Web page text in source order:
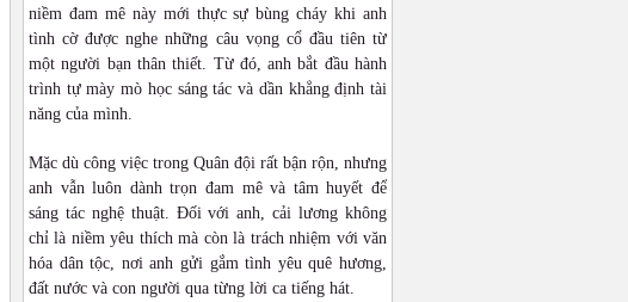
niềm đam mê này mới thực sự bùng cháy khi anh
tình cờ được nghe những câu vọng cổ đầu tiên từ
một người bạn thân thiết. Từ đó, anh bắt đầu hành
trình tự mày mò học sáng tác và dần khẳng định tài
năng của mình.
Mặc dù công việc trong Quân đội rất bận rộn, nhưng
anh vẫn luôn dành trọn đam mê và tâm huyết để
sáng tác nghệ thuật. Đối với anh, cải lương không
chỉ là niềm yêu thích mà còn là trách nhiệm với văn
hóa dân tộc, nơi anh gửi gắm tình yêu quê hương,
đất nước và con người qua từng lời ca tiếng hát.